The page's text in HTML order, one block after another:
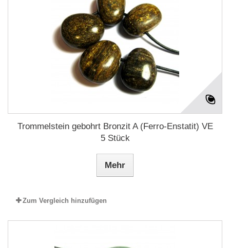
Trommelstein gebohrt Bronzit A (Ferro-Enstatit) VE
5 Stück
Mehr
Zum Vergleich hinzufügen